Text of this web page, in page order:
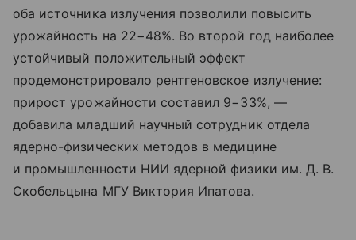
оба источника излучения позволили повысить
урожайность на 22−48%. Во второй год наиболее
устойчивый положительный эффект
продемонстрировало рентгеновское излучение:
прирост урожайности составил 9−33%, —
добавила младший научный сотрудник отдела
ядерно-физических методов в медицине
и промышленности НИИ ядерной физики им. Д. В.
Скобельцына МГУ Виктория Ипатова.